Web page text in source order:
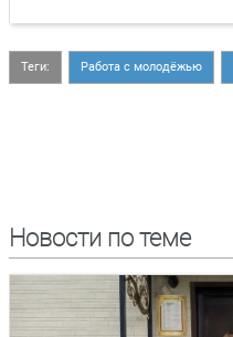
Теги: Работа с молодёжью
Новости по теме